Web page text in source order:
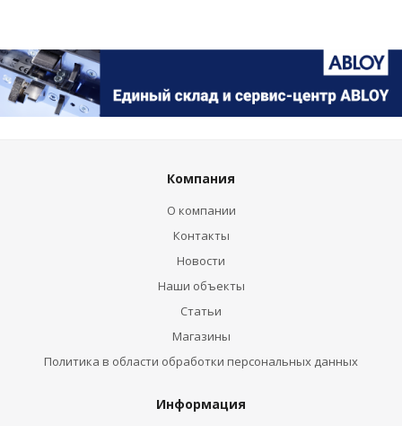
Компания
О компании
Контакты
Новости
Наши объекты
Статьи
Магазины
Политика в области обработки персональных данных
Информация